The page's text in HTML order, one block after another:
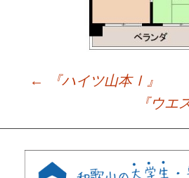
navigation
←
『ハイツ山本Ⅰ』
『ウエ